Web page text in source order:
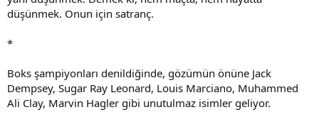
düşünmek. Onun için satranç.
*
Boks şampiyonları denildiğinde, gözümün önüne Jack
Dempsey, Sugar Ray Leonard, Louis Marciano, Muhammed
Ali Clay, Marvin Hagler gibi unutulmaz isimler geliyor.